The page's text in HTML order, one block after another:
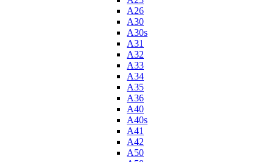
A26
A30
A30s
A31
A32
A33
A34
A35
A36
A40
A40s
A41
A42
A50